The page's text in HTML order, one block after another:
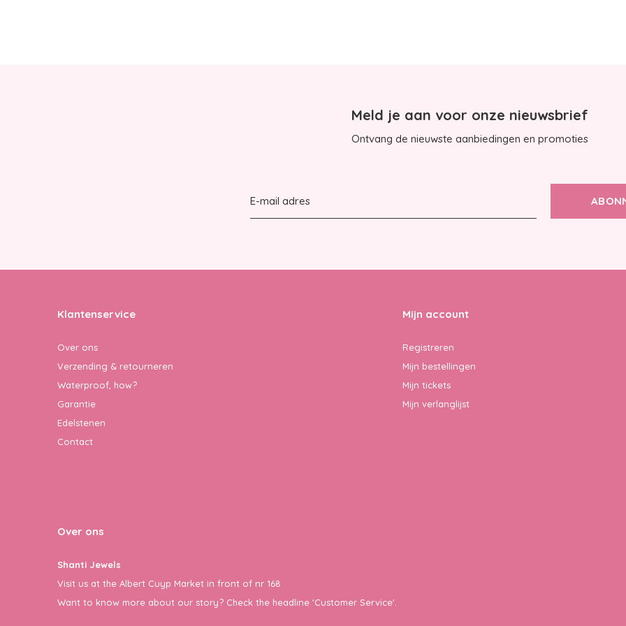
Meld je aan voor onze nieuwsbrief
Ontvang de nieuwste aanbiedingen en promoties
Klantenservice
Over ons
Verzending & retourneren
Waterproof, how?
Garantie
Edelstenen
Contact
Mijn account
Registreren
Mijn bestellingen
Mijn tickets
Mijn verlanglijst
Over ons
Shanti Jewels
Visit us at the Albert Cuyp Market in front of nr 168
Want to know more about our story? Check the headline 'Customer Service'.